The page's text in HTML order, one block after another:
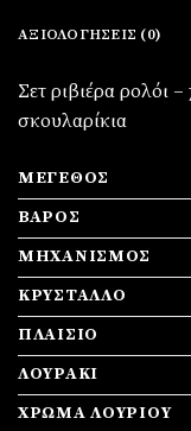
ΑΞΙΟΛΟΓΉΣΕΙΣ (0)
Σετ ριβιέρα ρολόι
σκουλαρίκια
ΜΈΓΕΘΟΣ
ΒΆΡΟΣ
ΜΗΧΑΝΙΣΜΌΣ
ΚΡΎΣΤΑΛΛΟ
ΠΛΑΊΣΙΟ
ΛΟΥΡΆΚΙ
ΧΡΏΜΑ ΛΟΥΡΙΟΎ